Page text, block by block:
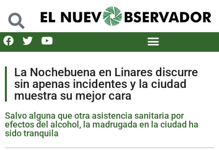
La Nochebuena en Linares discurre
sin apenas incidentes y la ciudad
muestra su mejor cara
Salvo alguna que otra asistencia sanitaria por
efectos del alcohol, la madrugada en la ciudad ha
sido tranquila